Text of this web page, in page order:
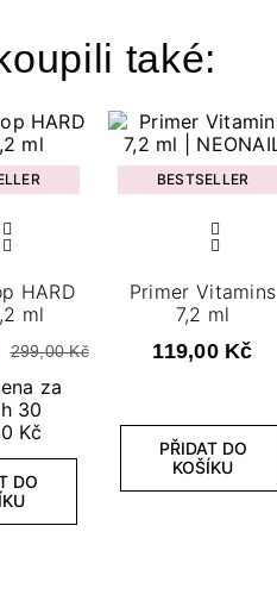
také:
ml
299,00 Kč
za
30
Kč
DO
BESTSELLER
Primer Vitamins
7,2 ml
119,00 Kč
PŘIDAT DO
KOŠÍKU